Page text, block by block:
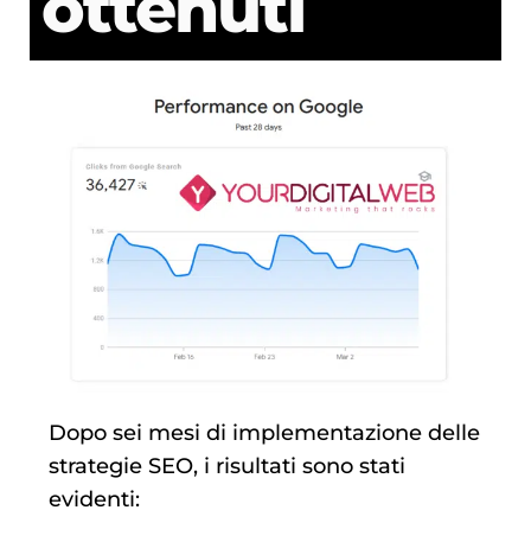
Dopo sei mesi di implementazione delle
strategie SEO, i risultati sono stati
evidenti: